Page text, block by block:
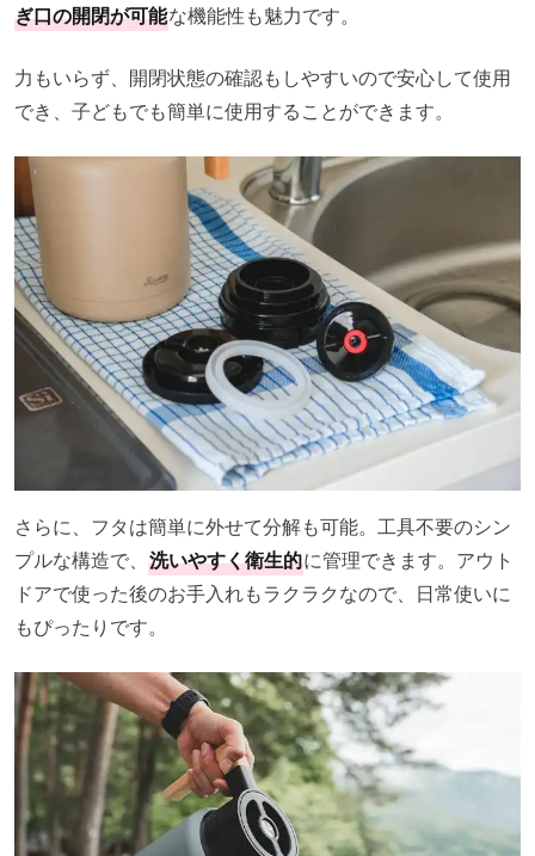
ぎ口の開閉が可能な機能性も魅力です。
力もいらず、開閉状態の確認もしやすいので安心して使用
でき、子どもでも簡単に使用することができます。
さらに、フタは簡単に外せて分解も可能。工具不要のシン
プルな構造で、 洗いやすく衛生的に管理できます。アウト
ドアで使った後のお手入れもラクラクなので、日常使いに
もぴったりです。